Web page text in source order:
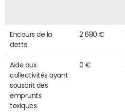
Encours de la
dette
2 680 €
Aide aux
collectivités ayant
souscrit des
emprunts
toxiques
0 €